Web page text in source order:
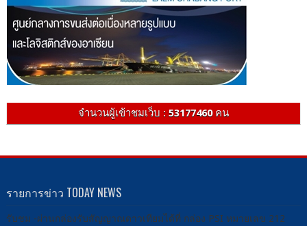
จำนวนผู้เข้าชมเว็บ : 53177460คน
รายการข่าว TODAY NEWS
รับชม -ผ่านกล่องรับสัญญาณดาวเทียมได้ที่ กล่อง PSI หมายเลข 212